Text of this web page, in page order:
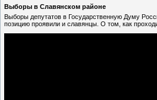
Выборы в Славянском районе
Выборы депутатов в Государственную Думу
позицию проявили и славянцы. О том, как